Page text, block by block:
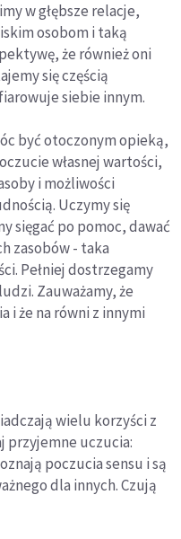
w głębsze relacje,
osobom i taką
że również oni
się częścią
siebie innym.
być otoczonym opieką,
własnej wartości,
i możliwości
Uczymy się
sięgać po pomoc, dawać
zasobów - taka
Pełniej dostrzegamy
Zauważamy, że
i że na równi z innymi
wielu korzyści z
przyjemne uczucia:
poczucia sensu i są
dla innych. Czują